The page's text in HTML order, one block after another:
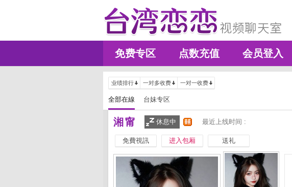
免费专区 点数充值 会员登入
业绩排行 一对多收费 一对一收费
全部在線 台妹专区
湘甯 休息中 最近上线时间 :
免費視訊 进入包厢 送礼